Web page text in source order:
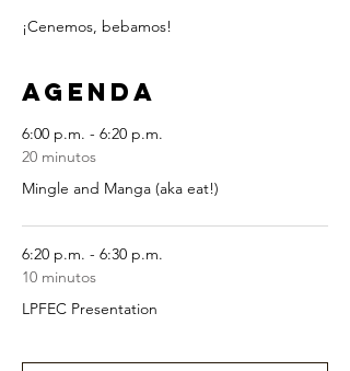
¡Cenemos, bebamos!
Agenda
6:00 p.m. - 6:20 p.m.
20 minutos
Mingle and Manga (aka eat!)
6:20 p.m. - 6:30 p.m.
10 minutos
LPFEC Presentation